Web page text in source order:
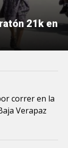
21k en
correr en la
Verapaz